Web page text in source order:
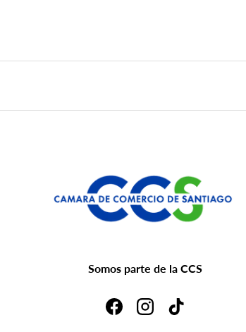
Somos parte de la CCS
FacebookInstagramTikTok